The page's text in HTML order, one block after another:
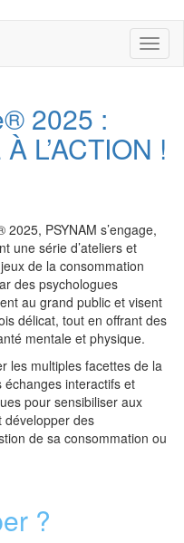
2025 :
L’ACTION !
PSYNAM s’engage,
une série d’ateliers et
de la consommation
des psychologues
au grand public et visent
délicat, tout en offrant des
mentale et physique.
les multiples facettes de la
échanges interactifs et
pour sensibiliser aux
développer des
de sa consommation ou
?